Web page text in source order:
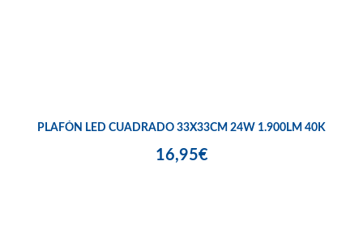
PLAFÓN LED CUADRADO 33X33CM 24W 1.900LM 40K
16,95€